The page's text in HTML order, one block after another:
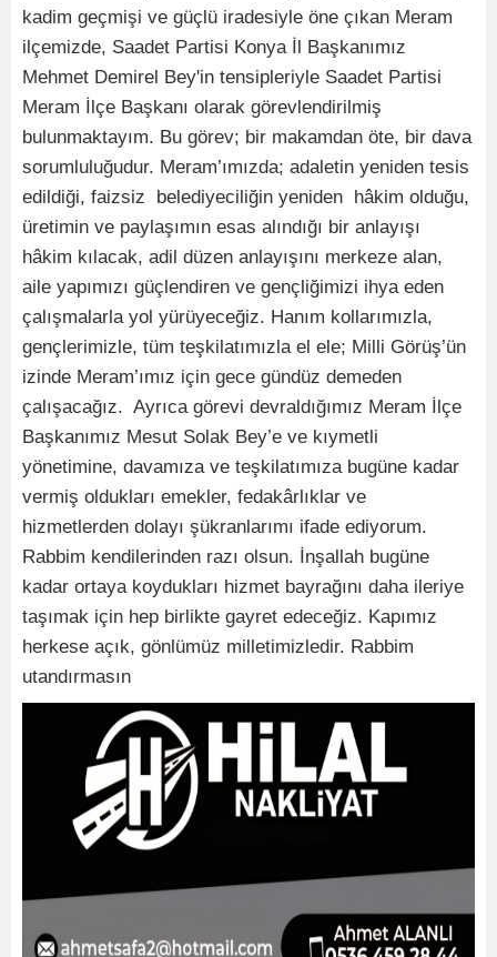
kadim geçmişi ve güçlü iradesiyle öne çıkan Meram
ilçemizde, Saadet Partisi Konya İl Başkanımız
Mehmet Demirel Bey'in tensipleriyle Saadet Partisi
Meram İlçe Başkanı olarak görevlendirilmiş
bulunmaktayım. Bu görev; bir makamdan öte, bir dava
sorumluluğudur. Meram’ımızda; adaletin yeniden tesis
edildiği, faizsiz belediyeciliğin yeniden hâkim olduğu,
üretimin ve paylaşımın esas alındığı bir anlayışı
hâkim kılacak, adil düzen anlayışını merkeze alan,
aile yapımızı güçlendiren ve gençliğimizi ihya eden
çalışmalarla yol yürüyeceğiz. Hanım kollarımızla,
gençlerimizle, tüm teşkilatımızla el ele; Milli Görüş’ün
izinde Meram’ımız için gece gündüz demeden
çalışacağız. Ayrıca görevi devraldığımız Meram İlçe
Başkanımız Mesut Solak Bey’e ve kıymetli
yönetimine, davamıza ve teşkilatımıza bugüne kadar
vermiş oldukları emekler, fedakârlıklar ve
hizmetlerden dolayı şükranlarımı ifade ediyorum.
Rabbim kendilerinden razı olsun. İnşallah bugüne
kadar ortaya koydukları hizmet bayrağını daha ileriye
taşımak için hep birlikte gayret edeceğiz. Kapımız
herkese açık, gönlümüz milletimizledir. Rabbim
utandırmasın